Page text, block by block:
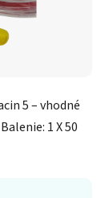
5 – vhodné
1 X 50